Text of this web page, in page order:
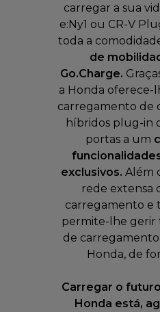
carregar a sua
e:Ny1 ou CR-V
toda a
de
Go.Charge.
a Honda oferece-
carregamento de
híbridos plug-in
portas a um
exclusivos. Além
rede extensa
carregamento e
permite-lhe gerir
de
Honda, de
Carregar o
Honda está,